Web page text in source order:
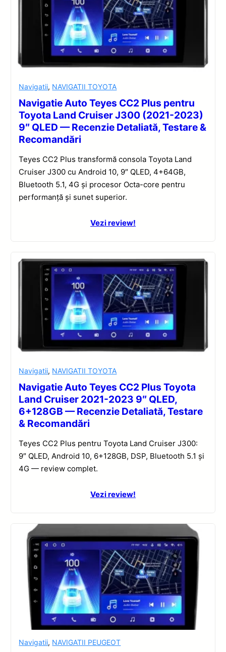
Navigatii, NAVIGATII TOYOTA
Navigatie Auto Teyes CC2 Plus pentru
Toyota Land Cruiser J300 (2021-2023)
9″ QLED — Recenzie Detaliată, Testare &
Recomandări
Teyes CC2 Plus transformă consola Toyota Land
Cruiser J300 cu Android 10, 9″ QLED, 4+64GB,
Bluetooth 5.1, 4G și procesor Octa-core pentru
performanță și sunet superior.
Vezi review!
Navigatii, NAVIGATII TOYOTA
Navigatie Auto Teyes CC2 Plus Toyota
Land Cruiser 2021-2023 9″ QLED,
6+128GB — Recenzie Detaliată, Testare
& Recomandări
Teyes CC2 Plus pentru Toyota Land Cruiser J300:
9″ QLED, Android 10, 6+128GB, DSP, Bluetooth 5.1 și
4G — review complet.
Vezi review!
Navigatii, NAVIGATII PEUGEOT